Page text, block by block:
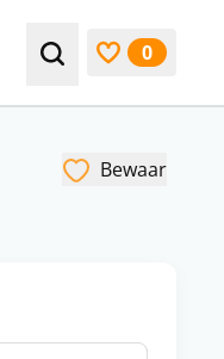
Zoek bijv. een
0
Bewaar